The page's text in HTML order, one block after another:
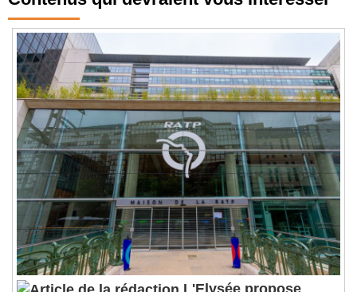
Contenus qui devraient vous intéresser